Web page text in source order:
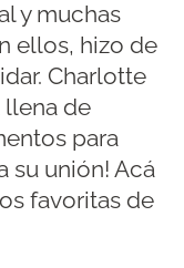
y muchas
ellos, hizo de
Charlotte
llena de
para
su unión! Acá
favoritas de